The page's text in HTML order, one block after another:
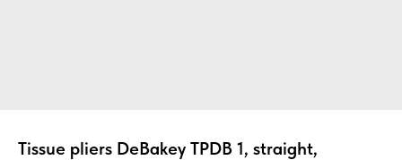
Tissue pliers DeBakey TPDB 1, straight,